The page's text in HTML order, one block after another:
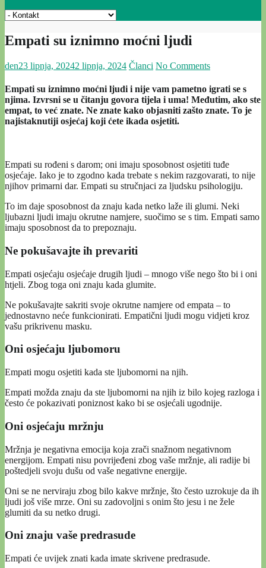
Empati su iznimno moćni ljudi
den23 lipnja, 20242 lipnja, 2024 Članci No Comments
Empati su iznimno moćni ljudi i nije vam pametno igrati se s
njima. Izvrsni se u čitanju govora tijela i uma! Međutim, ako ste
empat, to već znate. Ne znate kako objasniti zašto znate. To je
najistaknutiji osjećaj koji ćete ikada osjetiti.
Empati su rođeni s darom; oni imaju sposobnost osjetiti tuđe
osjećaje. Iako je to zgodno kada trebate s nekim razgovarati, to nije
njihov primarni dar. Empati su stručnjaci za ljudsku psihologiju.
To im daje sposobnost da znaju kada netko laže ili glumi. Neki
ljubazni ljudi imaju okrutne namjere, suočimo se s tim. Empati samo
imaju sposobnost da to prepoznaju.
Ne pokušavajte ih prevariti
Empati osjećaju osjećaje drugih ljudi – mnogo više nego što bi i oni
htjeli. Zbog toga oni znaju kada glumite.
Ne pokušavajte sakriti svoje okrutne namjere od empata – to
jednostavno neće funkcionirati. Empatični ljudi mogu vidjeti kroz
vašu prikrivenu masku.
Oni osjećaju ljubomoru
Empati mogu osjetiti kada ste ljubomorni na njih.
Empati možda znaju da ste ljubomorni na njih iz bilo kojeg razloga i
često će pokazivati ​​poniznost kako bi se osjećali ugodnije.
Oni osjećaju mržnju
Mržnja je negativna emocija koja zrači snažnom negativnom
energijom. Empati nisu povrijeđeni zbog vaše mržnje, ali radije bi
poštedjeli svoju dušu od vaše negativne energije.
Oni se ne nerviraju zbog bilo kakve mržnje, što često uzrokuje da ih
ljudi još više mrze. Oni su zadovoljni s onim što jesu i ne žele
glumiti da su netko drugi.
Oni znaju vaše predrasude
Empati će uvijek znati kada imate skrivene predrasude.